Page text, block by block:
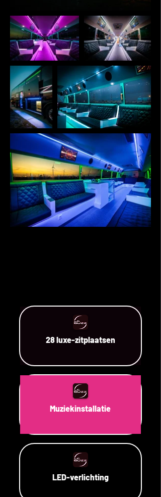
28 luxe-zitplaatsen
Muziekinstallatie
LED-verlichting